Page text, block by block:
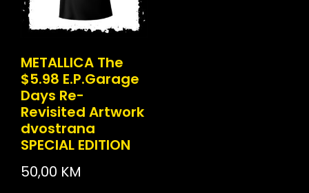
METALLICA The
$5.98 E.P.Garage
Days Re-
Revisited Artwork
dvostrana
SPECIAL EDITION
50,00 KM